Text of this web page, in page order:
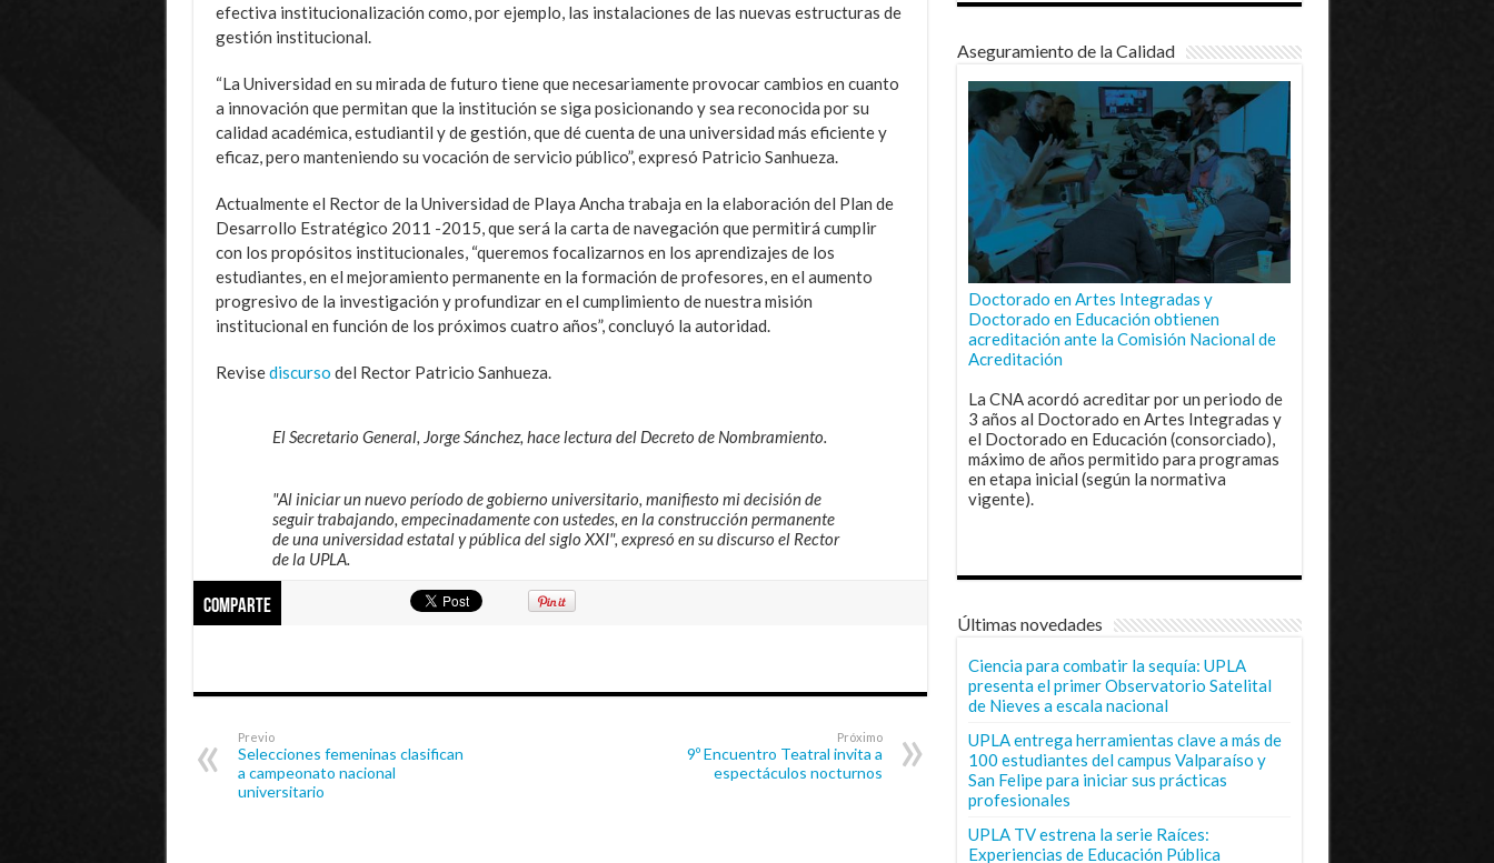
efectiva institucionalización como, por ejemplo, las instalaciones de las nuevas estructuras de
gestión institucional.
“La Universidad en su mirada de futuro tiene que necesariamente provocar cambios en cuanto
a innovación que permitan que la institución se siga posicionando y sea reconocida por su
calidad académica, estudiantil y de gestión, que dé cuenta de una universidad más eficiente y
eficaz, pero manteniendo su vocación de servicio público”, expresó Patricio Sanhueza.
Actualmente el Rector de la Universidad de Playa Ancha trabaja en la elaboración del Plan de
Desarrollo Estratégico 2011 -2015, que será la carta de navegación que permitirá cumplir
con los propósitos institucionales, “queremos focalizarnos en los aprendizajes de los
estudiantes, en el mejoramiento permanente en la formación de profesores, en el aumento
progresivo de la investigación y profundizar en el cumplimiento de nuestra misión
institucional en función de los próximos cuatro años”, concluyó la autoridad.
Revisediscurso del Rector Patricio Sanhueza.
El Secretario General, Jorge Sánchez, hace lectura del Decreto de Nombramiento.
"Al iniciar un nuevo período de gobierno universitario, manifiesto mi decisión de
seguir trabajando, empecinadamente con ustedes, en la construcción permanente
de una universidad estatal y pública del siglo XXI", expresó en su discurso el Rector
de la UPLA.
Comparte
Previo
Selecciones femeninas clasifican
a campeonato nacional
universitario
Próximo
9º Encuentro Teatral invita a
espectáculos nocturnos
Aseguramiento de la Calidad
Doctorado en Artes Integradas y
Doctorado en Educación obtienen
acreditación ante la Comisión Nacional de
Acreditación
La CNA acordó acreditar por un periodo de
3 años al Doctorado en Artes Integradas y
el Doctorado en Educación (consorciado),
máximo de años permitido para programas
en etapa inicial (según la normativa
vigente).
Últimas novedades
Ciencia para combatir la sequía: UPLA
presenta el primer Observatorio Satelital
de Nieves a escala nacional
UPLA entrega herramientas clave a más de
100 estudiantes del campus Valparaíso y
San Felipe para iniciar sus prácticas
profesionales
UPLA TV estrena la serie Raíces:
Experiencias de Educación Pública